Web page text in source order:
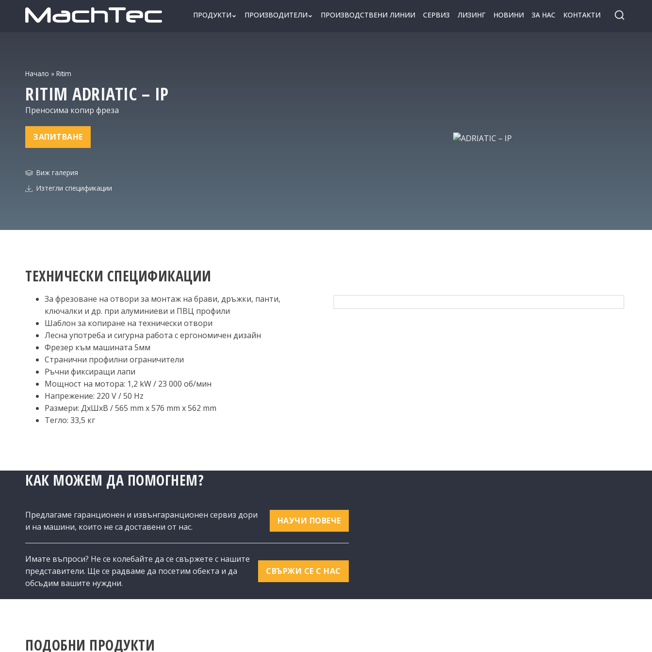
ПРОДУКТИ ПРОИЗВОДИТЕЛИ ПРОИЗВОДСТВЕНИ ЛИНИИ СЕРВИЗ ЛИЗИНГ НОВИНИ ЗА НАС КОНТАКТИ
Начало » Ritim
RITIM ADRIATIC – IP
Преносима копир фреза
ЗАПИТВАНЕ
Виж галерия
Изтегли спецификации
ТЕХНИЧЕСКИ СПЕЦИФИКАЦИИ
За фрезоване на отвори за монтаж на брави, дръжки, панти,
ключалки и др. при алуминиеви и ПВЦ профили
Шаблон за копиране на технически отвори
Лесна употреба и сигурна работа с ергономичен дизайн
Фрезер към машината 5мм
Странични профилни ограничители
Ръчни фиксиращи лапи
Мощност на мотора: 1,2 kW / 23 000 об/мин
Напрежение: 220 V / 50 Hz
Размери: ДхШхВ / 565 mm x 576 mm x 562 mm
Тегло: 33,5 кг
КАК МОЖЕМ ДА ПОМОГНЕМ?
Предлагаме гаранционен и извънгаранционен сервиз дори
и на машини, които не са доставени от нас.
НАУЧИ ПОВЕЧЕ
Имате въпроси? Не се колебайте да се свържете с нашите
представители. Ще се радваме да посетим обекта и да
обсъдим вашите нуждни.
СВЪРЖИ СЕ С НАС
ПОДОБНИ ПРОДУКТИ